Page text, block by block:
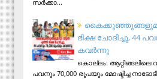
സര്‍ക്കാ...
ഭിക്ഷ ചോദിച്ചു, 44
കവർന്നു
കൊല്ലം: ആറ്റിങ്ങലിലെ
പവനും 70,000 രൂപയും മോഷ്ടിച്ച